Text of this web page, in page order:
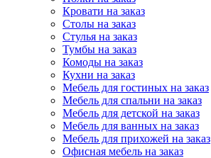
Кровати на заказ
Столы на заказ
Стулья на заказ
Тумбы на заказ
Комоды на заказ
Кухни на заказ
Мебель для гостиных на заказ
Мебель для спальни на заказ
Мебель для детской на заказ
Мебель для ванных на заказ
Мебель для прихожей на заказ
Офисная мебель на заказ